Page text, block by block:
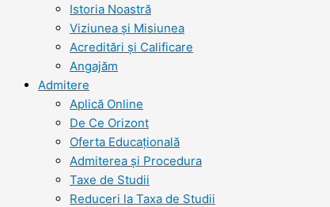
Istoria Noastră
Viziunea şi Misiunea
Acreditări şi Calificare
Angajăm
Admitere
Aplică Online
De Ce Orizont
Oferta Educațională
Admiterea și Procedura
Taxe de Studii
Reduceri la Taxa de Studii